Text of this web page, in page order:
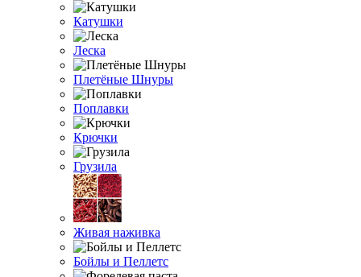
Катушки
Леска
Плетёные Шнуры
Поплавки
Крючки
Грузила
Живая наживка
Бойлы и Пеллетс